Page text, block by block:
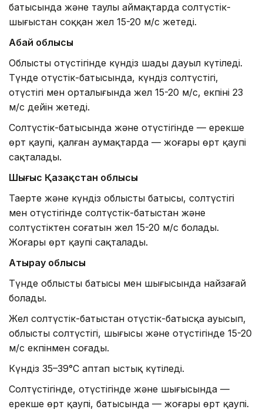
батысында және таулы аймақтарда солтүстік-
шығыстан соққан жел 15-20 м/с жетеді.
Абай облысы
Облыстың оңтүстігінде күндіз шаңды дауыл күтіледі.
Түнде оңтүстік-батысында, күндіз солтүстігі,
оңтүстігі мен орталығында жел 15-20 м/с, екпіні 23
м/с дейін жетеді.
Солтүстік-батысында және оңтүстігінде — ерекше
өрт қаупі, қалған аумақтарда — жоғары өрт қаупі
сақталады.
Шығыс Қазақстан облысы
Таңертең және күндіз облыстың батысы, солтүстігі
мен оңтүстігінде солтүстік-батыстан және
солтүстіктен соғатын жел 15-20 м/с болады.
Жоғары өрт қаупі сақталады.
Атырау облысы
Түнде облыстың батысы мен шығысында найзағай
болады.
Жел солтүстік-батыстан оңтүстік-батысқа ауысып,
облыстың солтүстігі, шығысы және оңтүстігінде 15-20
м/с екпінмен соғады.
Күндіз 35–39°С аптап ыстық күтіледі.
Солтүстігінде, оңтүстігінде және шығысында —
ерекше өрт қаупі, батысында — жоғары өрт қаупі.